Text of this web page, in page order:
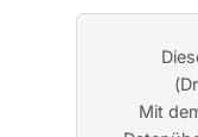
Mit